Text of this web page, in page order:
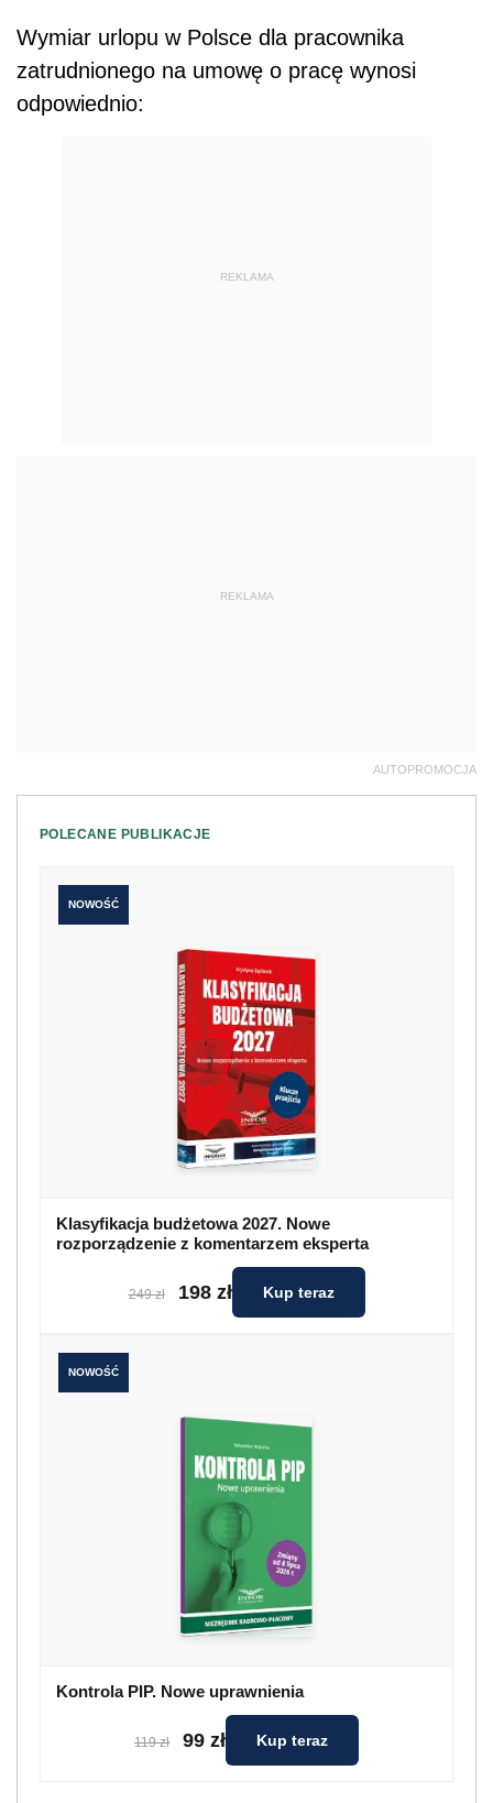
Wymiar urlopu w Polsce dla pracownika
zatrudnionego na umowę o pracę wynosi
odpowiednio:
REKLAMA
REKLAMA
AUTOPROMOCJA
POLECANE PUBLIKACJE
NOWOŚĆ
Klasyfikacja budżetowa 2027. Nowe
rozporządzenie z komentarzem eksperta
249 zł 198 zł Kup teraz
NOWOŚĆ
Kontrola PIP. Nowe uprawnienia
119 zł 99 zł Kup teraz